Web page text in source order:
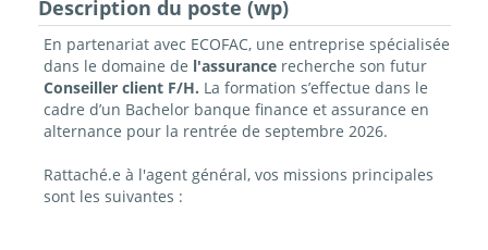
Description du poste (wp)
En partenariat avec ECOFAC, une entreprise spécialisée
dans le domaine de l'assurance recherche son futur
Conseiller client F/H. La formation s’effectue dans le
cadre d’un Bachelor banque finance et assurance en
alternance pour la rentrée de septembre 2026.
Rattaché.e à l'agent général, vos missions principales
sont les suivantes :